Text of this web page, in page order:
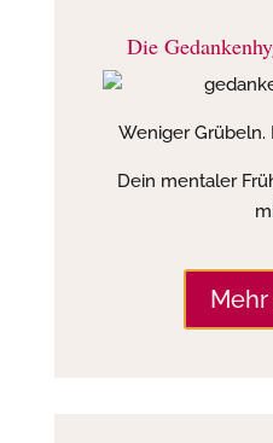
Die
Weniger Grübeln.
Dein mentaler